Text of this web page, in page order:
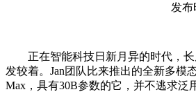
发布
正在智能科技日新月异的时代，长
发较着。Jan团队比来推出的全新多模
Max，具有30B参数的它，并不逃求泛